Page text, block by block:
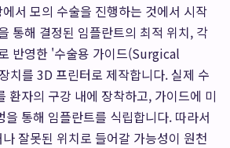
서 모의 수술을 진행하는 것에서 시작
통해 결정된 임플란트의 최적 위치, 각
반영한 '수술용 가이드(Surgical
치를 3D 프린터로 제작합니다. 실제 수
환자의 구강 내에 장착하고, 가이드에 미
을 통해 임플란트를 식립합니다. 따라서
잘못된 위치로 들어갈 가능성이 원천